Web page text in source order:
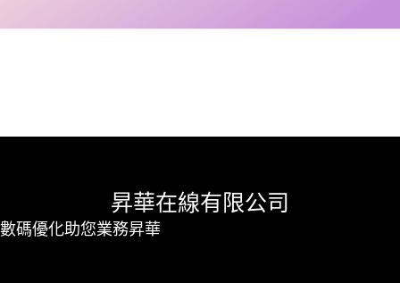
昇華在線有限公司
數碼優化助您業務昇華